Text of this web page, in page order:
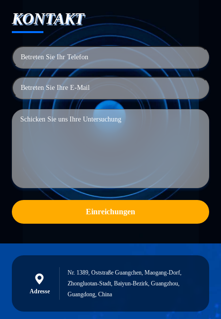
KONTAKT
Einreichungen
Adresse
Nr. 1389, Oststraße Guangchen, Maogang-Dorf,
Zhongluotan-Stadt, Baiyun-Bezirk, Guangzhou,
Guangdong, China